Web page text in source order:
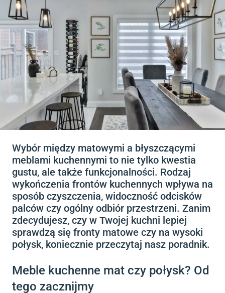
Wybór między matowymi a błyszczącymi
meblami kuchennymi to nie tylko kwestia
gustu, ale także funkcjonalności. Rodzaj
wykończenia frontów kuchennych wpływa na
sposób czyszczenia, widoczność odcisków
palców czy ogólny odbiór przestrzeni. Zanim
zdecydujesz, czy w Twojej kuchni lepiej
sprawdzą się fronty matowe czy na wysoki
połysk, koniecznie przeczytaj nasz poradnik.
Meble kuchenne mat czy połysk? Od
tego zacznijmy